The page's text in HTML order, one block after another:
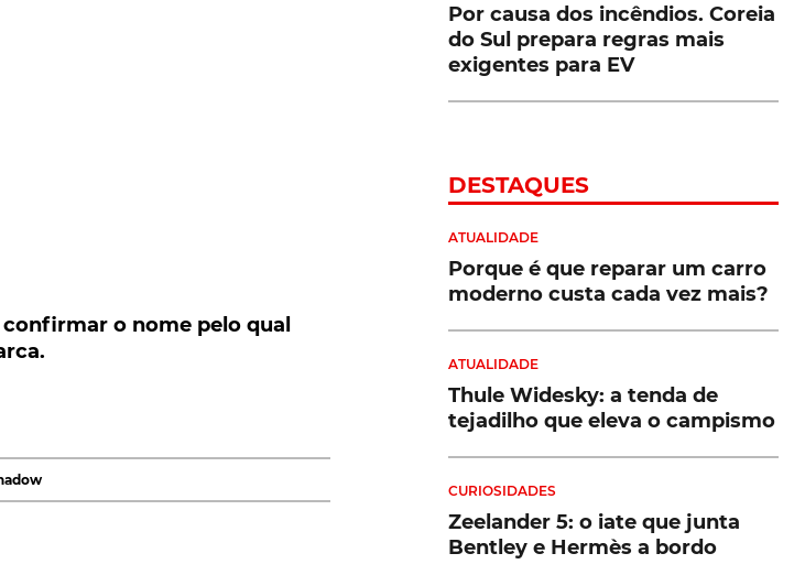
transição para a mobilidade
Müller-Ötvös, durante uma
o nome pelo qual
Por causa dos incêndios. Coreia
do Sul prepara regras mais
exigentes para EV
DESTAQUES
ATUALIDADE
Porque é que reparar um carro
moderno custa cada vez mais?
ATUALIDADE
Thule Widesky: a tenda de
tejadilho que eleva o campismo
CURIOSIDADES
Zeelander 5: o iate que junta
Bentley e Hermès a bordo